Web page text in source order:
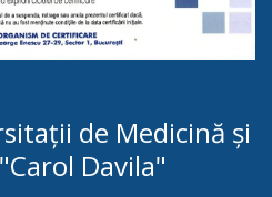
de Medicină și
Davila"